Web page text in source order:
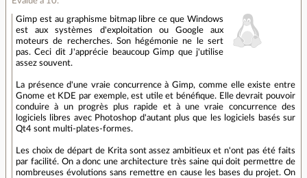
Gimp est au graphisme bitmap libre ce que Windows
est aux systèmes d'exploitation ou Google aux
moteurs de recherches. Son hégémonie ne le sert
pas. Ceci dit J'apprécie beaucoup Gimp que j'utilise
assez souvent.
La présence d'une vraie concurrence à Gimp, comme elle existe entre
Gnome et KDE par exemple, est utile et bénéfique. Elle devrait pouvoir
conduire à un progrès plus rapide et à une vraie concurrence des
logiciels libres avec Photoshop d'autant plus que les logiciels basés sur
Qt4 sont multi-plates-formes.
Les choix de départ de Krita sont assez ambitieux et n'ont pas été faits
par facilité. On a donc une architecture très saine qui doit permettre de
nombreuses évolutions sans remettre en cause les bases du projet. On